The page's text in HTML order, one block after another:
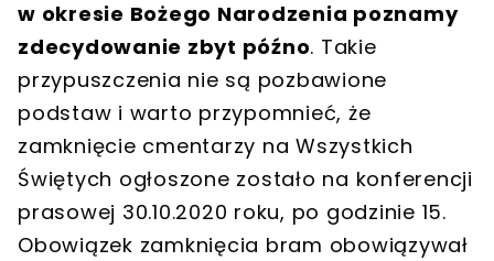
w okresie Bożego Narodzenia poznamy
zdecydowanie zbyt późno. Takie
przypuszczenia nie są pozbawione
podstaw i warto przypomnieć, że
zamknięcie cmentarzy na Wszystkich
Świętych ogłoszone zostało na konferencji
prasowej 30.10.2020 roku, po godzinie 15.
Obowiązek zamknięcia bram obowiązywał